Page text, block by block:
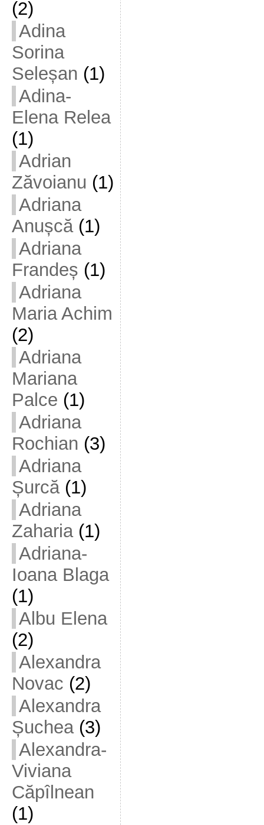
(2)
Adina
Sorina
Seleșan (1)
Adina-
Elena Relea
(1)
Adrian
Zăvoianu (1)
Adriana
Anușcă(1)
Adriana
Frandeș (1)
Adriana
Maria Achim
(2)
Adriana
Mariana
Palce (1)
Adriana
Rochian (3)
Adriana
Șurcă(1)
Adriana
Zaharia(1)
Adriana-
Ioana Blaga
(1)
Albu Elena
(2)
Alexandra
Novac (2)
Alexandra
Șuchea(3)
Alexandra-
Viviana
Căpîlnean
(1)